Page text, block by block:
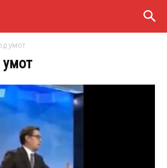
умот